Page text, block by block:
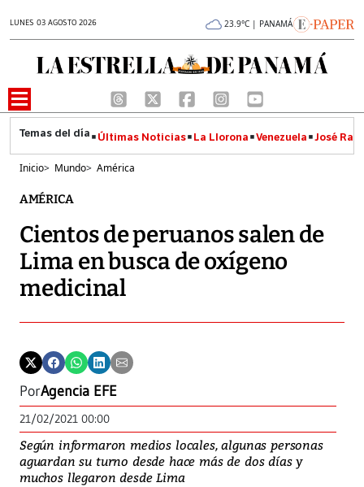
LUNES 03 AGOSTO 2026 23.9°C | PANAMÁ
Últimas Noticias La Llorona Venezuela José
Inicio> Mundo> América
AMÉRICA
Cientos de peruanos salen de
Lima en busca de oxígeno
medicinal
PorAgencia EFE
21/02/2021 00:00
Según informaron medios locales, algunas personas
aguardan su turno desde hace más de dos días y
muchos llegaron desde Lima